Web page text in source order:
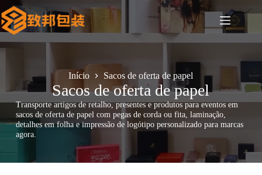
Pular
para
o
conteúdo
Início Sacos de oferta de papel
Sacos de oferta de papel
Transporte artigos de retalho, presentes e produtos para eventos em
sacos de oferta de papel com pegas de corda ou fita, laminação,
detalhes em folha e impressão de logótipo personalizado para marcas
agora.